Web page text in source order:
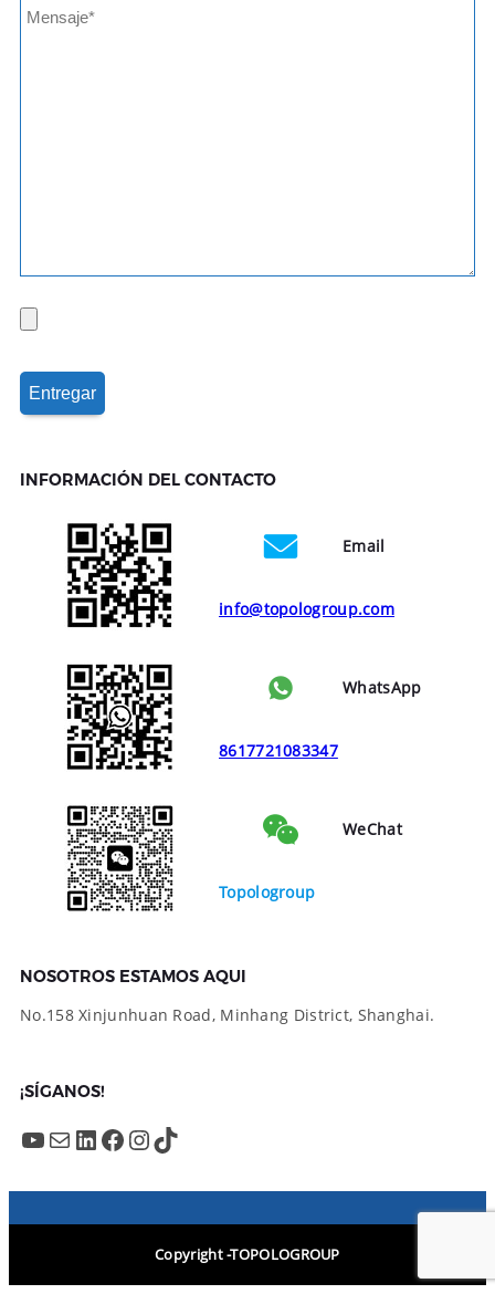
INFORMACIÓN DEL CONTACTO
Email
info@topologroup.com
WhatsApp
8617721083347
WeChat
Topologroup
NOSOTROS ESTAMOS AQUI
No.158 Xinjunhuan Road, Minhang District, Shanghai.
¡SÍGANOS!
YouTube Mail LinkedIn Facebook InstagramTikTok
Copyright -TOPOLOGROUP